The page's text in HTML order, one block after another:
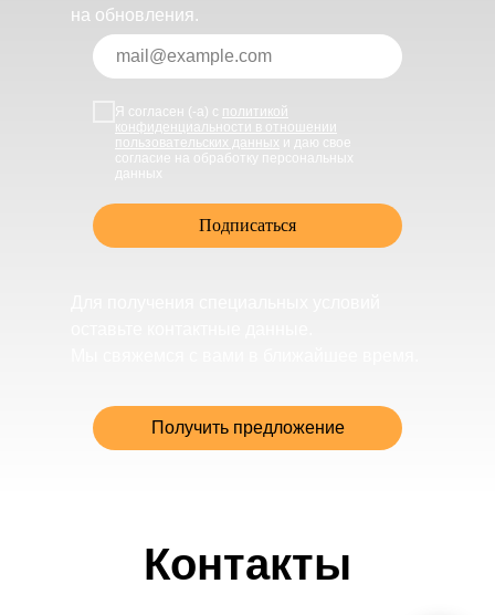
на обновления.
Я согласен (-а) с политикой
конфиденциальности в отношении
пользовательских данных и даю свое
согласие на обработку персональных
данных
Подписаться
Получить предложение
Контакты